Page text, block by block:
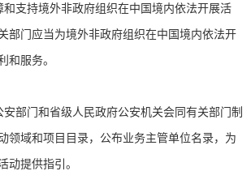
支持境外非政府组织在中国境内依法开展活
部门应当为境外非政府组织在中国境内依法开
和服务。
部门和省级人民政府公安机关会同有关部门制
领域和项目目录，公布业务主管单位名录，为
动提供指引。